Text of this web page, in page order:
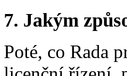
7. Jakým
Poté, co Rada